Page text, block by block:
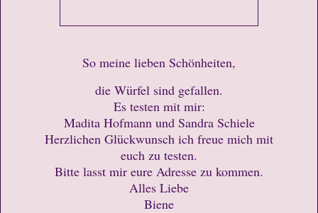
So meine lieben Schönheiten,
die Würfel sind gefallen.
Es testen mit mir:
Madita Hofmann und Sandra Schiele
Herzlichen Glückwunsch ich freue mich mit
euch zu testen.
Bitte lasst mir eure Adresse zu kommen.
Alles Liebe
Biene